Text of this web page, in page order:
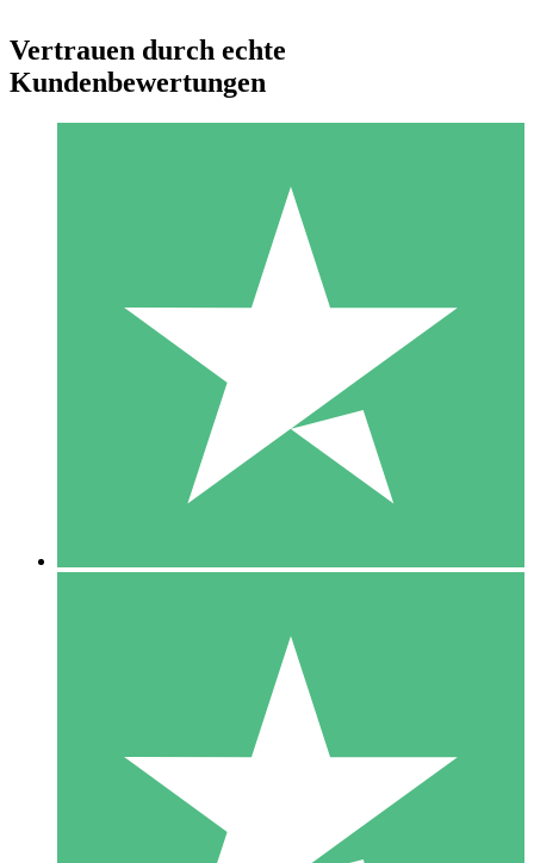
Individuelle Credit-Pakete
Zahlen Sie nach Bedarf mit Download-Credits. Keine
monatliche Verpflichtung erforderlich.
10 00
10 Downloads
20 00
Vertrauen durch echte
Kundenbewertungen